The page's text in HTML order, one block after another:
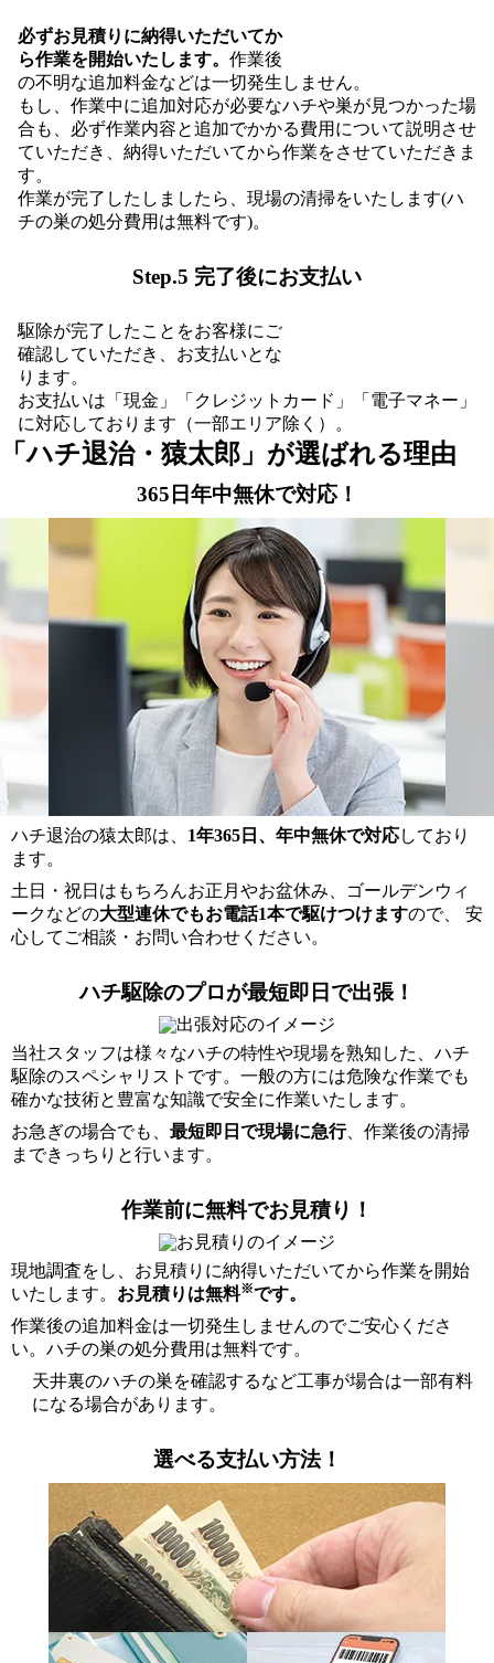
必ずお見積りに納得いただいてか
ら作業を開始いたします。 作業後
の不明な追加料金などは一切発生しません。
もし、作業中に追加対応が必要なハチや巣が見つかった場
合も、必ず作業内容と追加でかかる費用について説明させ
ていただき、納得いただいてから作業をさせていただきま
す。
作業が完了したしましたら、現場の清掃をいたします(ハ
チの巣の処分費用は無料です)。
Step.5 完了後にお支払い
駆除が完了したことをお客様にご
確認していただき、お支払いとな
ります。
お支払いは「現金」「クレジットカード」「電子マネー」
に対応しております（一部エリア除く）。
「ハチ退治・猿太郎」が選ばれる理由
365日年中無休で対応！
ハチ退治の猿太郎は、 1年365日、年中無休で対応しており
ます。
土日・祝日はもちろんお正月やお盆休み、ゴールデンウィ
ークなどの大型連休でもお電話1本で駆けつけますので、 安
心してご相談・お問い合わせください。
ハチ駆除のプロが最短即日で出張！
当社スタッフは様々なハチの特性や現場を熟知した、ハチ
駆除のスペシャリストです。一般の方には危険な作業でも
確かな技術と豊富な知識で安全に作業いたします。
お急ぎの場合でも、 最短即日で現場に急行、作業後の清掃
まできっちりと行います。
作業前に無料でお見積り！
現地調査をし、お見積りに納得いただいてから作業を開始
いたします。 お見積りは無料※です。
作業後の追加料金は一切発生しませんのでご安心くださ
い。ハチの巣の処分費用は無料です。
天井裏のハチの巣を確認するなど工事が場合は一部有料
になる場合があります。
選べる支払い方法！